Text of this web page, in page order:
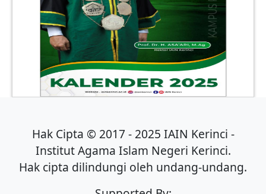
Hak Cipta © 2017 - 2025 IAIN Kerinci -
Institut Agama Islam Negeri Kerinci.
Hak cipta dilindungi oleh undang-undang.